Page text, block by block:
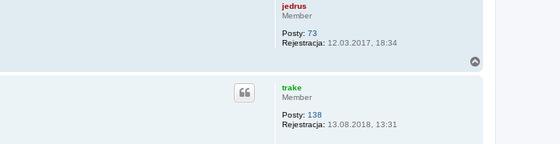
jedrus
Member
Posty: 73
Rejestracja: 12.03.2017, 18:34
trake
Member
Posty: 138
Rejestracja: 13.08.2018, 13:31